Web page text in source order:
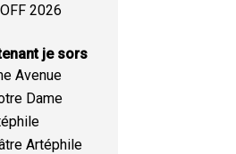
2026
je sors
Avenue
Dame
Artéphile